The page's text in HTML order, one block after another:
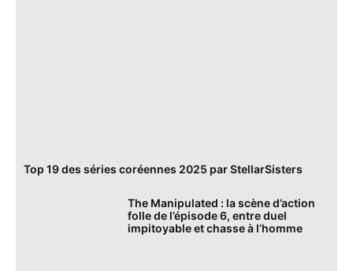
Top 19 des séries coréennes 2025 par StellarSisters
The Manipulated : la scène d’action
folle de l’épisode 6, entre duel
impitoyable et chasse à l’homme